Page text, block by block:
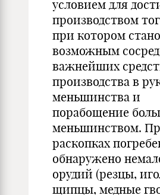
условием для
производством
при котором
возможным
важнейших
производства в
меньшинства и
порабощение
меньшинством.
раскопках
обнаружено
орудий (резцы,
щипцы, медные